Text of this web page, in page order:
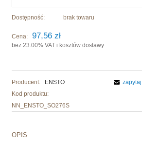
Dostępność: brak towaru
Cena: 97,56 zł
bez 23.00% VAT i kosztów dostawy
Producent:
ENSTO
Kod produktu:
NN_ENSTO_SO276S
OPIS